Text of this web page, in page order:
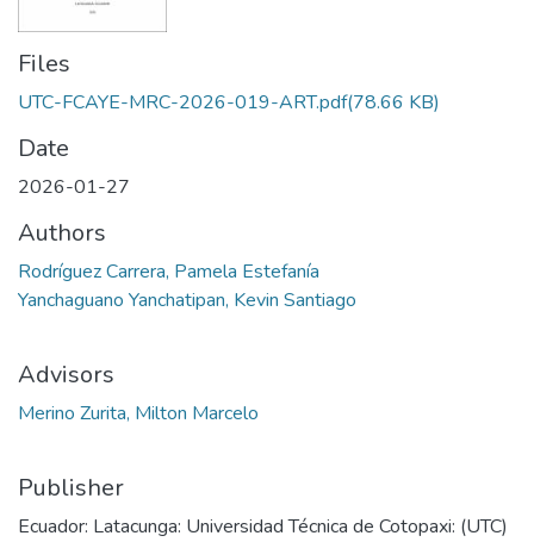
Files
UTC-FCAYE-MRC-2026-019-ART.pdf(78.66 KB)
Date
2026-01-27
Authors
Rodríguez Carrera, Pamela Estefanía
Yanchaguano Yanchatipan, Kevin Santiago
Advisors
Merino Zurita, Milton Marcelo
Publisher
Ecuador: Latacunga: Universidad Técnica de Cotopaxi: (UTC)